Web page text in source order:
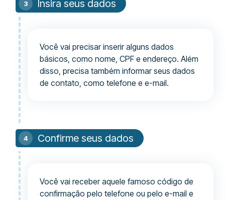
Insira seus dados
Você vai precisar inserir alguns dados
básicos, como nome, CPF e endereço. Além
disso, precisa também informar seus dados
de contato, como telefone e e-mail.
Confirme seus dados
Você vai receber aquele famoso código de
confirmação pelo telefone ou pelo e-mail e